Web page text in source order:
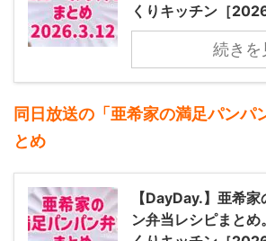
くりキッチン［
続きを
同日放送の「亜希家の満足パンパ
とめ
【DayDay.】亜希
ン弁当レシピまとめ